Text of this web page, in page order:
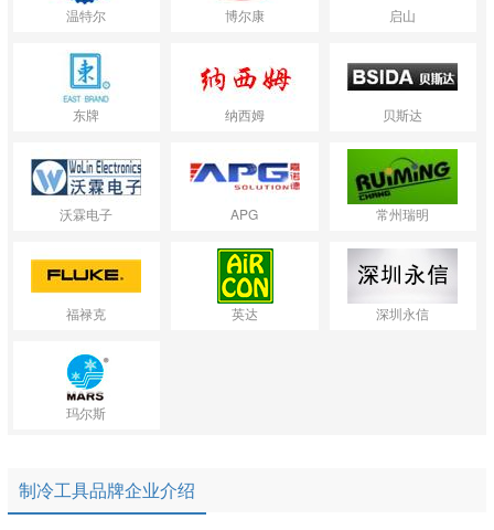
温特尔 博尔康 启山
东牌 纳西姆 贝斯达
沃霖电子 APG 常州瑞明
福禄克 英达 深圳永信
玛尔斯
制冷工具品牌企业介绍